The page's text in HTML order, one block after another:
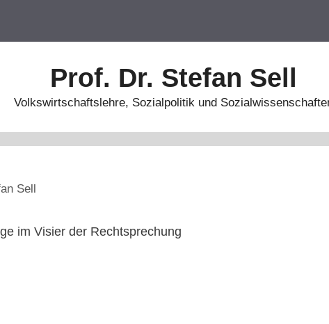
Prof. Dr. Stefan Sell
Volkswirtschaftslehre, Sozialpolitik und
Sell
im Visier der Rechtsprechung